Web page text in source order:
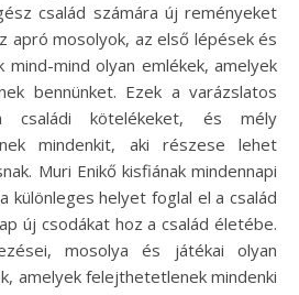
család számára új reményeket
apró mosolyok, az első lépések és
mind olyan emlékek, amelyek
bennünket. Ezek a varázslatos
családi kötelékeket, és mély
mindenkit, aki részese lehet
Muri Enikő kisfiának mindennapi
különleges helyet foglal el a család
új csodákat hoz a család életébe.
mosolya és játékai olyan
amelyek felejthetetlenek mindenki